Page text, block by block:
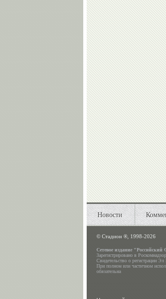
Новости
©Стадион ®, 1998-2026
Сетевое издание "Российский
Зарегистрировано в
Свидетельство о регистрации
При полном или частичном
обязательна